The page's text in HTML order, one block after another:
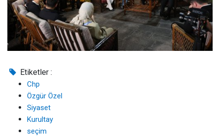
Etiketler :
Chp
Özgür Özel
Siyaset
Kurultay
seçim